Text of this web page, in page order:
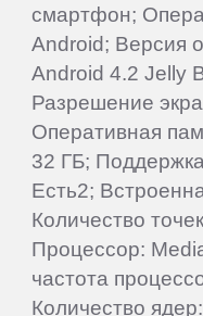
смартфон;
Android; Версия
Android 4.2 Jelly
Разрешение
Оперативная
32 ГБ;
Есть2;
Количество
Процессор:
частота
Количество
BQ-
Mobile
Coby
Creative
CrownMicro